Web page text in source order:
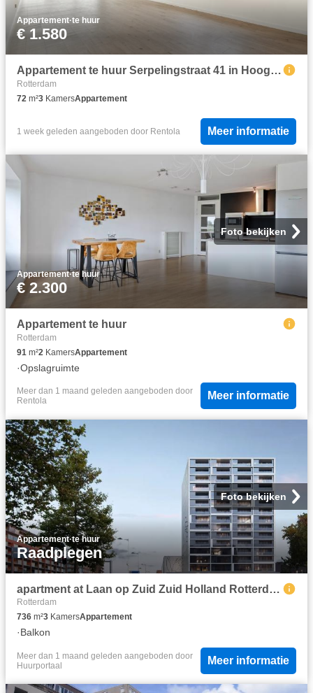
Appartement·te huur
€ 1.580
Appartement te huur Serpelingstraat 41 in Hoogvliet Rotterdam voor € 1.580
Rotterdam
72 m²3 KamersAppartement
1 week geleden aangeboden door Rentola Meer informatie
Foto bekijken
Appartement·te huur
€ 2.300
Appartement te huur
Rotterdam
91 m²2 KamersAppartement
·Opslagruimte
Meer dan 1 maand geleden aangeboden door
Rentola
Meer informatie
Foto bekijken
Appartement·te huur
Raadplegen
apartment at Laan op Zuid Zuid Holland Rotterdam 3072 DB
Rotterdam
736 m²3 KamersAppartement
·Balkon
Meer dan 1 maand geleden aangeboden door
Huurportaal
Meer informatie